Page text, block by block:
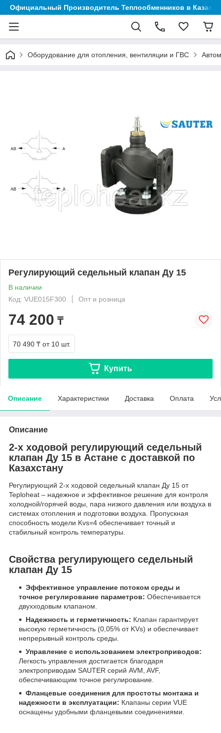
Официальный Производитель Теплообменников в
Оборудование для отопления, вентиляции и ГВС
Регулирующий седельный клапан Ду 15
В наличии
Код: VUE015F300
Опт и розница
74 200 ₸
70 490 ₸ от 10 шт.
Купить
Описание Характеристики Доставка Оплата
Описание
2-х ходовой регулирующий седельный
клапан Ду 15 в Астане с доставкой по
Казахстану
Регулирующий 2-х ходовой седельный клапан Ду 15 от
Teploheat – надежное и эффективное решение для контроля
холодной/горячей воды, пара низкого давления или воздуха в
системах отопления и подготовки воздуха. Пропускная
способность модели Kvs=4 обеспечивает точный и
стабильный контроль температуры.
Свойства регулирующего седельный
клапан Ду 15
Эффективное управление потоком среды и
точное регулирование параметров: Обеспечивается
двухходовым клапаном.
Надежность и герметичность: Клапан гарантирует
высокую герметичность (0,05% от KVs) и обеспечивает
непрерывный контроль среды.
Управление с использованием электроприводов:
Легкость управления достигается благодаря
электроприводам SAUTER серий AVM, AVF,
обеспечивающим точное регулирование.
Фланцевые соединения для простоты монтажа и
надежности в эксплуатации: Клапаны серии VUE
оснащены удобными фланцевыми соединениями.